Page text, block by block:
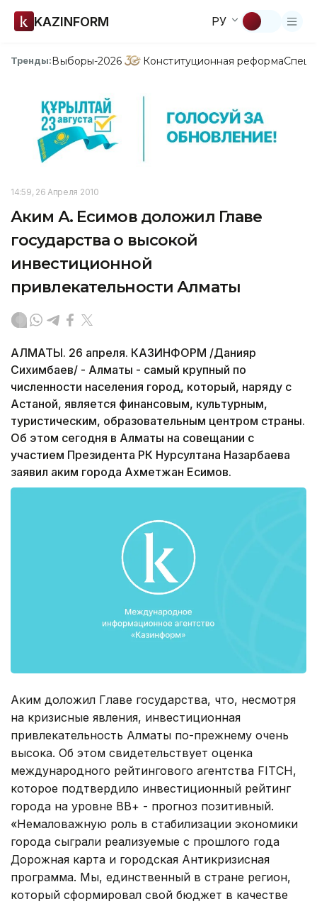
KAZINFORM РУ
Тренды:Выборы-2026 Конституционная реформа
14:59, 26 Апреля 2010
Аким А. Есимов доложил Главе
государства о высокой
инвестиционной
привлекательности Алматы
АЛМАТЫ. 26 апреля. КАЗИНФОРМ /Данияр
Сихимбаев/ - Алматы - самый крупный по
численности населения город, который, наряду с
Астаной, является финансовым, культурным,
туристическим, образовательным центром страны.
Об этом сегодня в Алматы на совещании с
участием Президента РК Нурсултана Назарбаева
заявил аким города Ахметжан Есимов.
Аким доложил Главе государства, что, несмотря
на кризисные явления, инвестиционная
привлекательность Алматы по-прежнему очень
высока. Об этом свидетельствует оценка
международного рейтингового агентства FITCH,
которое подтвердило инвестиционный рейтинг
города на уровне ВВ+ - прогноз позитивный.
«Немаловажную роль в стабилизации экономики
города сыграли реализуемые с прошлого года
Дорожная карта и городская Антикризисная
программа. Мы, единственный в стране регион,
который сформировал свой бюджет в качестве